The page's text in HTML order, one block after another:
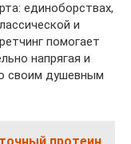
единоборствах,
и
помогает
напрягая и
своим душевным